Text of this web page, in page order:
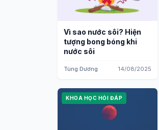
Vì sao nước sôi? Hiện
tượng bong bóng khi
nước sôi
Tùng Dương 14/08/2025
KHOA HỌC HỎI ĐÁP